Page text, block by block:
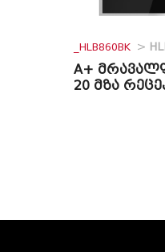
_HLB860BK >
A+
20 მზა